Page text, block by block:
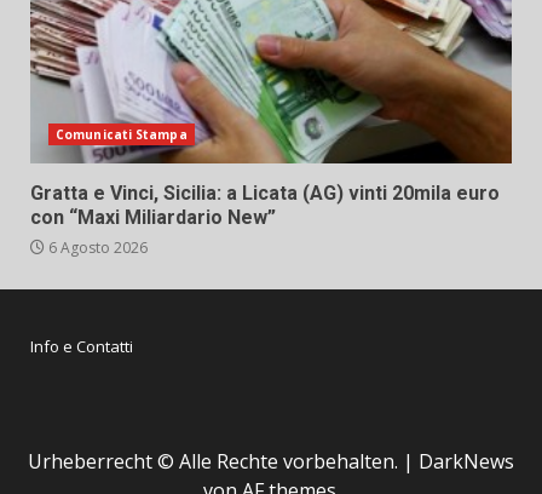
Comunicati Stampa
Gratta e Vinci, Sicilia: a Licata (AG) vinti 20mila euro
con “Maxi Miliardario New”
6 Agosto 2026
Info e Contatti
Urheberrecht © Alle Rechte vorbehalten. | DarkNews